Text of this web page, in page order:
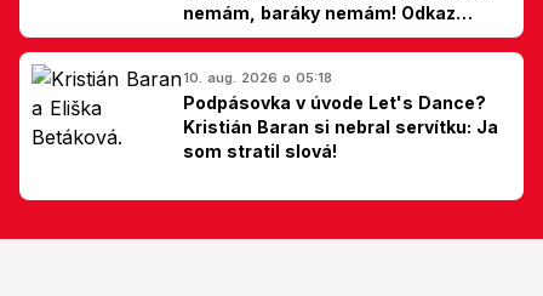
nemám, baráky nemám! Odkaz
Slovákom
10. aug. 2026 o 05:18
Podpásovka v úvode Let's Dance?
Kristián Baran si nebral servítku: Ja
som stratil slová!